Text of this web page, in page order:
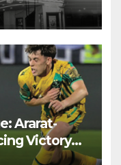
Ararat-
Victory